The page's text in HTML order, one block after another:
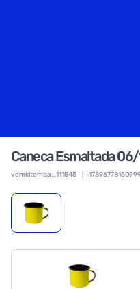
Caneca Esmaltada
vemkitemba_111545